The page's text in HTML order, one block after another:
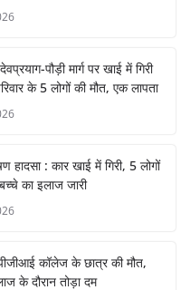
पौड़ी मार्ग पर खाई में गिरी
के 5 लोगों की मौत, एक लापता
हादसा : कार खाई में गिरी, 5 लोगों
का इलाज जारी
कॉलेज के छात्र की मौत,
के दौरान तोड़ा दम